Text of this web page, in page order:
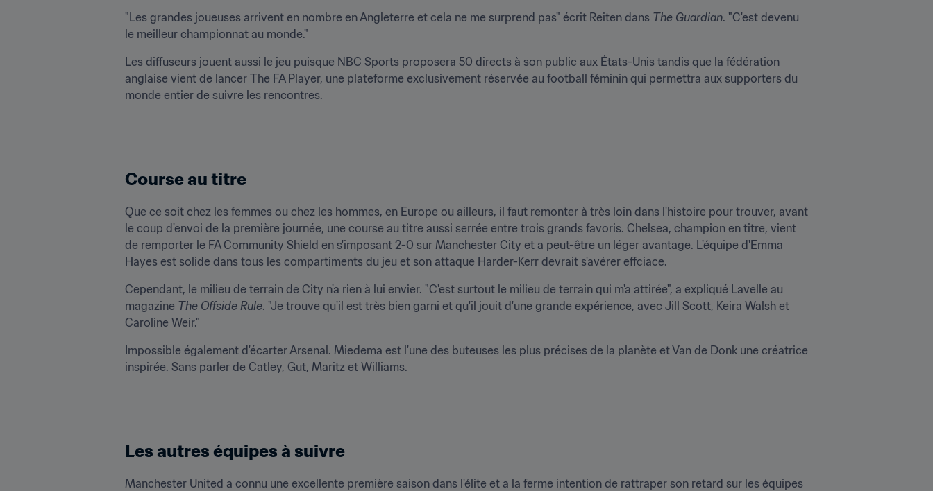
"Les grandes joueuses arrivent en nombre en Angleterre et cela ne me surprend pas" écrit Reiten dans The Guardian. "C'est devenu
le meilleur championnat au monde."
Les diffuseurs jouent aussi le jeu puisque NBC Sports proposera 50 directs à son public aux États-Unis tandis que la fédération
anglaise vient de lancer The FA Player, une plateforme exclusivement réservée au football féminin qui permettra aux supporters du
monde entier de suivre les rencontres.
Course au titre
Que ce soit chez les femmes ou chez les hommes, en Europe ou ailleurs, il faut remonter à très loin dans l'histoire pour trouver, avant
le coup d'envoi de la première journée, une course au titre aussi serrée entre trois grands favoris. Chelsea, champion en titre, vient
de remporter le FA Community Shield en s'imposant 2-0 sur Manchester City et a peut-être un léger avantage. L'équipe d'Emma
Hayes est solide dans tous les compartiments du jeu et son attaque Harder-Kerr devrait s'avérer effciace.
Cependant, le milieu de terrain de City n'a rien à lui envier. "C'est surtout le milieu de terrain qui m'a attirée", a expliqué Lavelle au
magazine The Offside Rule. "Je trouve qu'il est très bien garni et qu'il jouit d'une grande expérience, avec Jill Scott, Keira Walsh et
Caroline Weir."
Impossible également d'écarter Arsenal. Miedema est l'une des buteuses les plus précises de la planète et Van de Donk une créatrice
inspirée. Sans parler de Catley, Gut, Maritz et Williams.
Les autres équipes à suivre
Manchester United a connu une excellente première saison dans l'élite et a la ferme intention de rattraper son retard sur les équipes